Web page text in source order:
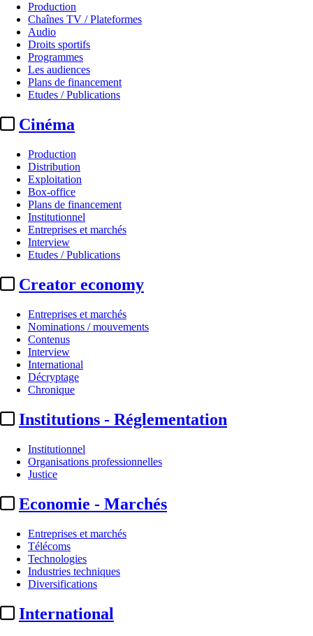
Production
Chaînes TV / Plateformes
Audio
Droits sportifs
Programmes
Les audiences
Plans de financement
Etudes / Publications
Cinéma
Production
Distribution
Exploitation
Box-office
Plans de financement
Institutionnel
Entreprises et marchés
Interview
Etudes / Publications
Creator economy
Entreprises et marchés
Nominations / mouvements
Contenus
Interview
International
Décryptage
Chronique
Institutions - Réglementation
Institutionnel
Organisations professionnelles
Justice
Economie - Marchés
Entreprises et marchés
Télécoms
Technologies
Industries techniques
Diversifications
International